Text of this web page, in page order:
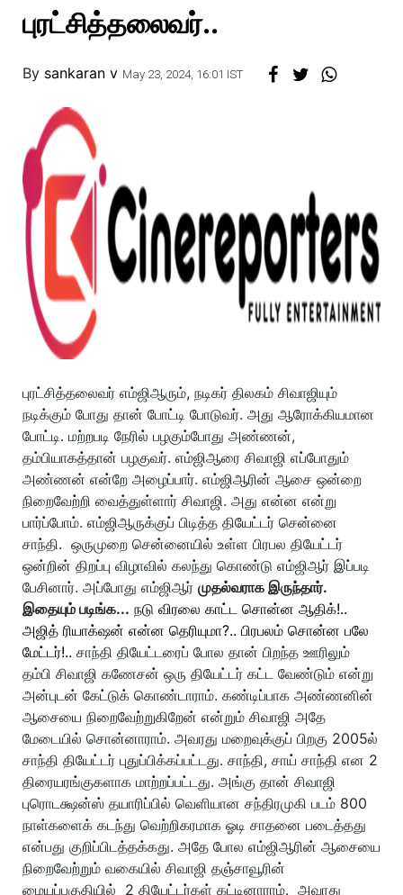
புரட்சித்தலைவர்..
By sankaran v May 23, 2024, 16:01 IST
புரட்சித்தலைவர் எம்ஜிஆரும், நடிகர் திலகம் சிவாஜியும்
நடிக்கும் போது தான் போட்டி போடுவர். அது ஆரோக்கியமான
போட்டி. மற்றபடி நேரில் பழகும்போது அண்ணன்,
தம்பியாகத்தான் பழகுவர். எம்ஜிஆரை சிவாஜி எப்போதும்
அண்ணன் என்றே அழைப்பார். எம்ஜிஆரின் ஆசை ஒன்றை
நிறைவேற்றி வைத்துள்ளார் சிவாஜி. அது என்ன என்று
பார்ப்போம். எம்ஜிஆருக்குப் பிடித்த தியேட்டர் சென்னை
சாந்தி. ஒருமுறை சென்னையில் உள்ள பிரபல தியேட்டர்
ஒன்றின் திறப்பு விழாவில் கலந்து கொண்டு எம்ஜிஆர் இப்படி
பேசினார். அப்போது எம்ஜிஆர் முதல்வராக இருந்தார்.
இதையும் படிங்க... நடு விரலை காட்ட சொன்ன ஆதிக்!..
அஜித் ரியாக்‌ஷன் என்ன தெரியுமா?.. பிரபலம் சொன்ன பலே
மேட்டர்!.. சாந்தி தியேட்டரைப் போல தான் பிறந்த ஊரிலும்
தம்பி சிவாஜி கணேசன் ஒரு தியேட்டர் கட்ட வேண்டும் என்று
அன்புடன் கேட்டுக் கொண்டாராம். கண்டிப்பாக அண்ணனின்
ஆசையை நிறைவேற்றுகிறேன் என்றும் சிவாஜி அதே
மேடையில் சொன்னாராம். அவரது மறைவுக்குப் பிறகு 2005ல்
சாந்தி தியேட்டர் புதுப்பிக்கப்பட்டது. சாந்தி, சாய் சாந்தி என 2
திரையரங்குகளாக மாற்றப்பட்டது. அங்கு தான் சிவாஜி
புரொடக்ஷன்ஸ் தயாரிப்பில் வெளியான சந்திரமுகி படம் 800
நாள்களைக் கடந்து வெற்றிகரமாக ஓடி சாதனை படைத்தது
என்பது குறிப்பிடத்தக்கது. அதே போல எம்ஜிஆரின் ஆசையை
நிறைவேற்றும் வகையில் சிவாஜி தஞ்சாவூரின்
மையப்பகுதியில் 2 தியேட்டர்கள் கட்டினாராம். அவரது